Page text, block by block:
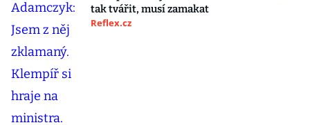
tak tvářit, musí zamakat
Reflex.cz